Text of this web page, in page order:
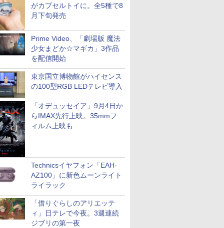
がカプセルトイに。全5種で8
月下旬発売
Prime Video、「劇場版 魔法
少女まどか☆マギカ」3作品
を配信開始
東京国立博物館がハイセンス
の100型RGB LEDテレビ導入
「オデュッセイア」9月4日か
らIMAX先行上映。35mmフ
ィルム上映も
Technicsイヤフォン「EAH-
AZ100」に新色ムーンライト
ライラック
「借りぐらしのアリエッテ
ィ」日テレで今夜。3週連続
ジブリの第一夜